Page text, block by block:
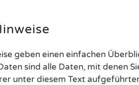
geben einen einfachen
sind alle Daten, mit denen
unter diesem Text